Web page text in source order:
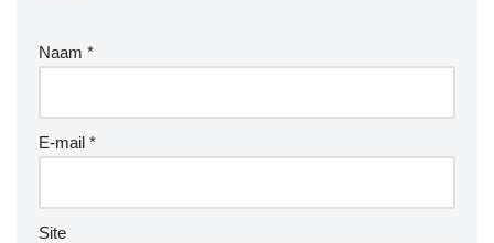
Naam *
E-mail *
Site